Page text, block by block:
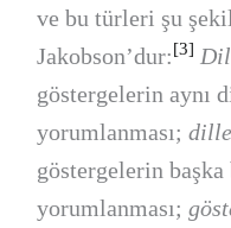
ve bu türleri şu
Jakobson’dur:[3]
göstergelerin aynı
yorumlanması;
göstergelerin
yorumlanması;